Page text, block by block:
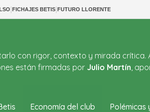
|FICHAJES BETIS|FUTURO LLORENTE
con rigor, contexto y mirada crítica.
están firmadas por Julio Martín,
Economía del club Polémicas